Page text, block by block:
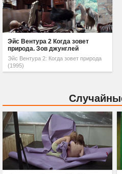
Эйс Вентура 2 Когда зовет
природа. Зов джунглей
Эйс Вентура 2: Когда зовет природа
(1995)